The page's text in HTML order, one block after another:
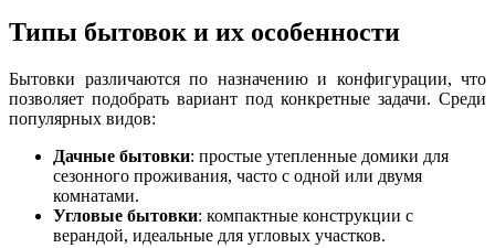
Типы бытовок и их особенности
Бытовки различаются по назначению и конфигурации, что
позволяет подобрать вариант под конкретные задачи. Среди
популярных видов:
Дачные бытовки: простые утепленные домики для
сезонного проживания, часто с одной или двумя
комнатами.
Угловые бытовки: компактные конструкции с
верандой, идеальные для угловых участков.